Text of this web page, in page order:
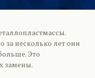
несколько лет они
Это
замены.